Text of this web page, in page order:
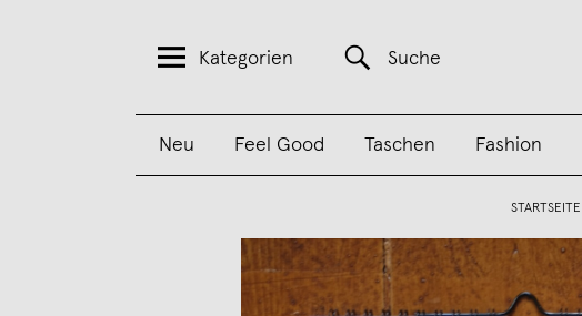
Kategorien Suche
Neu Feel Good Taschen Fashion
STARTSEITE